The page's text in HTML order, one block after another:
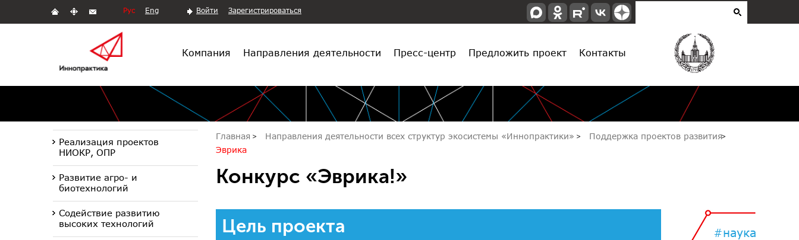
Рус Eng Войти Зарегистрироваться
Компания Направления деятельности Пресс-центр Предложить проект Контакты
Главная Направления деятельности всех структур экосистемы «Иннопрактики»
Поддержка проектов развития
Эврика
Конкурс «Эврика!»
#наука
Цель проекта
Реализация проектов
НИОКР, ОПР
Развитие агро- и
биотехнологий
Содействие развитию
высоких технологий